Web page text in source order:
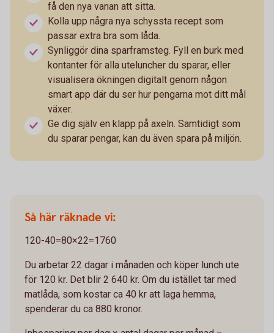
få den nya vanan att sitta.
Kolla upp några nya schyssta recept som
passar extra bra som låda.
Synliggör dina sparframsteg. Fyll en burk med
kontanter för alla uteluncher du sparar, eller
visualisera ökningen digitalt genom någon
smart app där du ser hur pengarna mot ditt mål
växer.
Ge dig själv en klapp på axeln. Samtidigt som
du sparar pengar, kan du även spara på miljön.
Så här räknade vi:
120-40=80×22=1760
Du arbetar 22 dagar i månaden och köper lunch ute
för 120 kr. Det blir 2 640 kr. Om du istället tar med
matlåda, som kostar ca 40 kr att laga hemma,
spenderar du ca 880 kronor.